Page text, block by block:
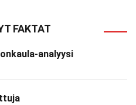
FAKTAT
analyysi